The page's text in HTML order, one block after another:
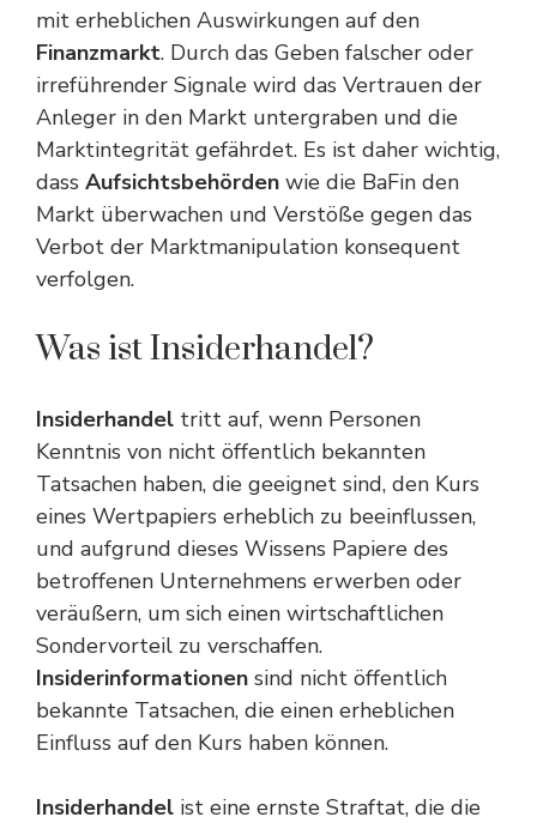
mit erheblichen Auswirkungen auf den
Finanzmarkt. Durch das Geben falscher oder
irreführender Signale wird das Vertrauen der
Anleger in den Markt untergraben und die
Marktintegrität gefährdet. Es ist daher wichtig,
dass Aufsichtsbehörden wie die BaFin den
Markt überwachen und Verstöße gegen das
Verbot der Marktmanipulation konsequent
verfolgen.
Was ist Insiderhandel?
Insiderhandel tritt auf, wenn Personen
Kenntnis von nicht öffentlich bekannten
Tatsachen haben, die geeignet sind, den Kurs
eines Wertpapiers erheblich zu beeinflussen,
und aufgrund dieses Wissens Papiere des
betroffenen Unternehmens erwerben oder
veräußern, um sich einen wirtschaftlichen
Sondervorteil zu verschaffen.
Insiderinformationen sind nicht öffentlich
bekannte Tatsachen, die einen erheblichen
Einfluss auf den Kurs haben können.
Insiderhandel ist eine ernste Straftat, die die